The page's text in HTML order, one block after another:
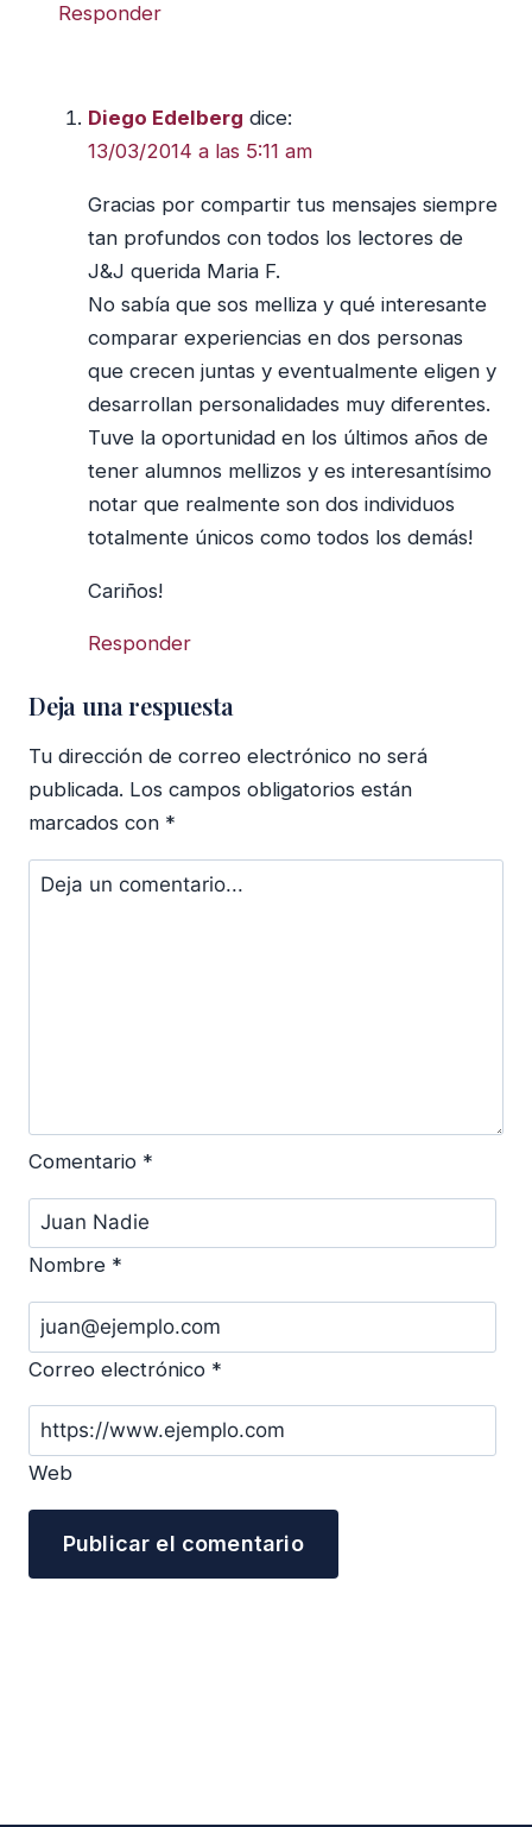
Responder
Diego Edelberg dice:
13/03/2014 a las 5:11 am
Gracias por compartir tus mensajes siempre
tan profundos con todos los lectores de
J&J querida Maria F.
No sabía que sos melliza y qué interesante
comparar experiencias en dos personas
que crecen juntas y eventualmente eligen y
desarrollan personalidades muy diferentes.
Tuve la oportunidad en los últimos años de
tener alumnos mellizos y es interesantísimo
notar que realmente son dos individuos
totalmente únicos como todos los demás!
Cariños!
Responder
Deja una respuesta
Tu dirección de correo electrónico no será
publicada. Los campos obligatorios están
marcados con *
Comentario *
Nombre *
Correo electrónico *
Web